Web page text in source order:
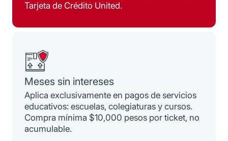
Tarjeta de Crédito United.
Meses sin intereses
Aplica exclusivamente en pagos de servicios
educativos: escuelas, colegiaturas y cursos.
Compra mínima $10,000 pesos por ticket, no
acumulable.